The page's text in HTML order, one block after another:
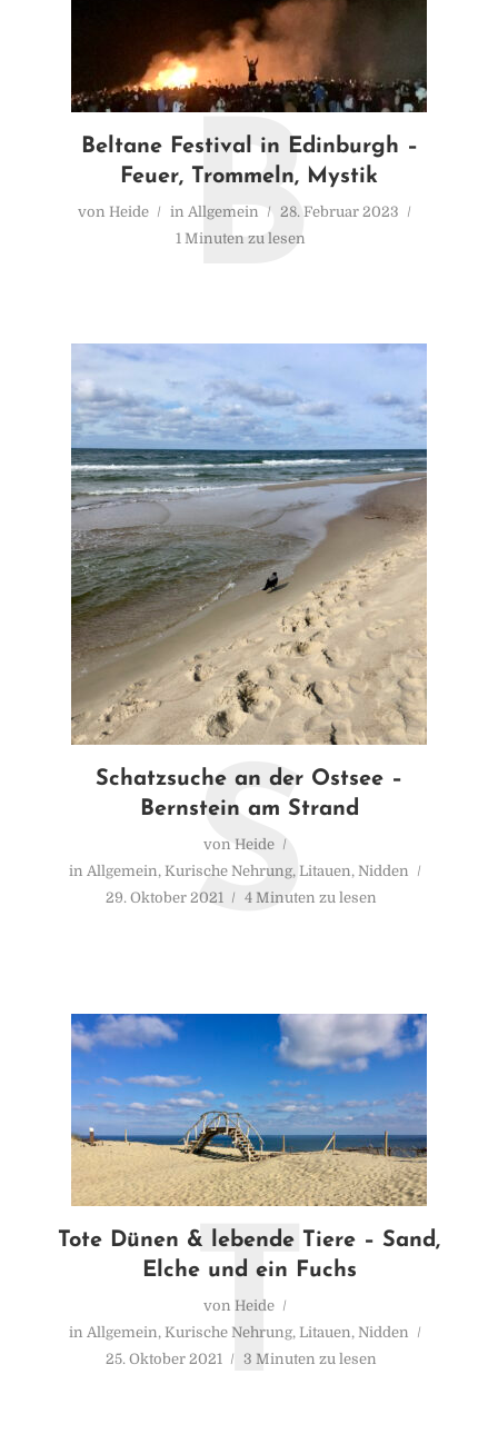
Beltane Festival in Edinburgh –
Feuer, Trommeln, Mystik
von Heide in Allgemein
28. Februar 2023
1 Minuten zu lesen
B
Schatzsuche an der Ostsee –
Bernstein am Strand
von Heide
in Allgemein, Kurische Nehrung, Litauen, Nidden
29. Oktober 2021
4 Minuten zu lesen
S
Tote Dünen & lebende Tiere – Sand,
Elche und ein Fuchs
von Heide
in Allgemein, Kurische Nehrung, Litauen, Nidden
25. Oktober 2021
3 Minuten zu lesen
T